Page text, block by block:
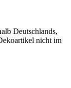
Deutschlands,
nicht im